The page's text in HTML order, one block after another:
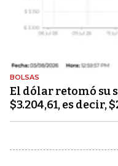
BOLSAS
El dólar retomó su
$3.204,61, es decir,